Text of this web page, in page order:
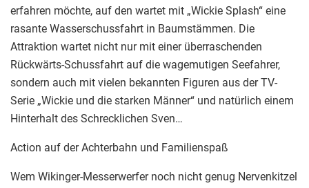
erfahren möchte, auf den wartet mit „Wickie Splash“ eine
rasante Wasserschussfahrt in Baumstämmen. Die
Attraktion wartet nicht nur mit einer überraschenden
Rückwärts-Schussfahrt auf die wagemutigen Seefahrer,
sondern auch mit vielen bekannten Figuren aus der TV-
Serie „Wickie und die starken Männer“ und natürlich einem
Hinterhalt des Schrecklichen Sven…
Action auf der Achterbahn und Familienspaß
Wem Wikinger-Messerwerfer noch nicht genug Nervenkitzel